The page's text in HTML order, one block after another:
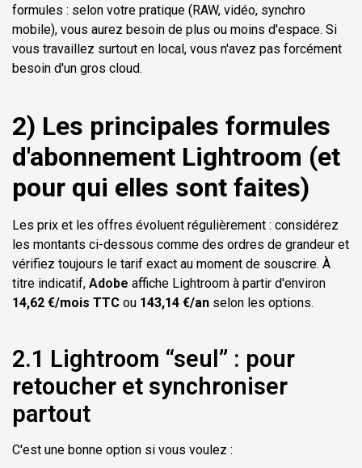
formules : selon votre pratique (RAW, vidéo, synchro
mobile), vous aurez besoin de plus ou moins d'espace. Si
vous travaillez surtout en local, vous n'avez pas forcément
besoin d'un gros cloud.
2) Les principales formules
d'abonnement Lightroom (et
pour qui elles sont faites)
Les prix et les offres évoluent régulièrement : considérez
les montants ci-dessous comme des ordres de grandeur et
vérifiez toujours le tarif exact au moment de souscrire. À
titre indicatif, Adobe affiche Lightroom à partir d'environ
14,62 €/mois TTC ou 143,14 €/an selon les options.
2.1 Lightroom “seul” : pour
retoucher et synchroniser
partout
C'est une bonne option si vous voulez :